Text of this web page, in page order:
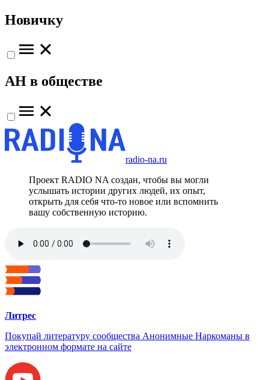
Новичку
АН в обществе
radio-na.ru
Проект RADIO NA создан, чтобы вы могли
услышать истории других людей, их опыт,
открыть для себя что-то новое или вспомнить
вашу собственную историю.
Литрес
Покупай литературу сообщества Анонимные Наркоманы в
электронном формате на сайте